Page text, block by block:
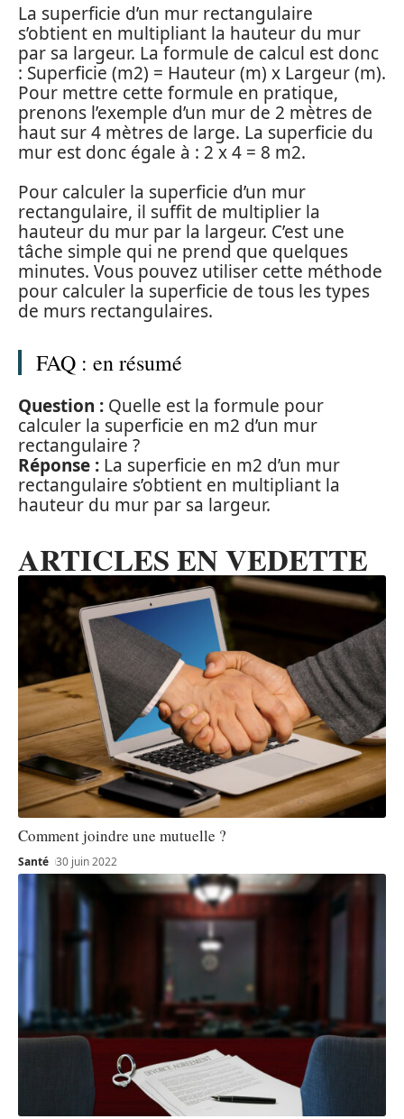
La superficie d’un mur rectangulaire
s’obtient en multipliant la hauteur du mur
par sa largeur. La formule de calcul est donc
: Superficie (m2) = Hauteur (m) x Largeur (m).
Pour mettre cette formule en pratique,
prenons l’exemple d’un mur de 2 mètres de
haut sur 4 mètres de large. La superficie du
mur est donc égale à : 2 x 4 = 8 m2.
Pour calculer la superficie d’un mur
rectangulaire, il suffit de multiplier la
hauteur du mur par la largeur. C’est une
tâche simple qui ne prend que quelques
minutes. Vous pouvez utiliser cette méthode
pour calculer la superficie de tous les types
de murs rectangulaires.
FAQ : en résumé
Question : Quelle est la formule pour
calculer la superficie en m2 d’un mur
rectangulaire ?
Réponse : La superficie en m2 d’un mur
rectangulaire s’obtient en multipliant la
hauteur du mur par sa largeur.
ARTICLES EN VEDETTE
Comment joindre une mutuelle ?
Santé 30 juin 2022